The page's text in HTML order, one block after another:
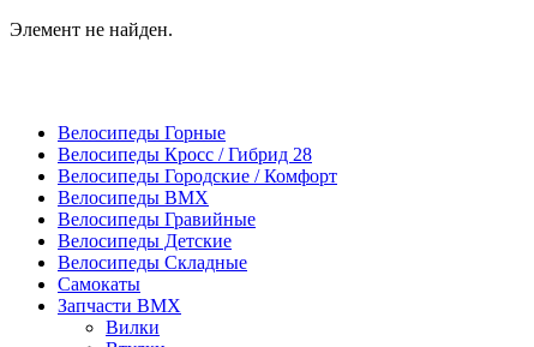
Элемент не найден.
Велосипеды Горные
Велосипеды Кросс / Гибрид 28
Велосипеды Городские / Комфорт
Велосипеды BMX
Велосипеды Гравийные
Велосипеды Детские
Велосипеды Складные
Самокаты
Запчасти BMX
Вилки